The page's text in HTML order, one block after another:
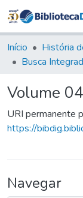
Início História
Busca
Volume
URI permanente
https://
Navegar